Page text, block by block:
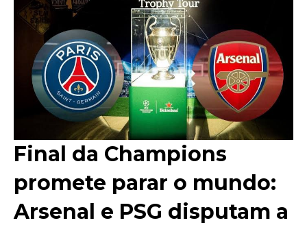
Final da Champions
promete parar o mundo:
Arsenal e PSG disputam a